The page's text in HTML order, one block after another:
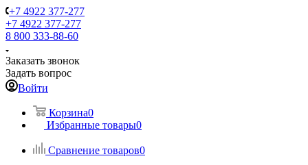
+7 4922 377-277
+7 4922 377-277
8 800 333-88-60
Заказать звонок
Задать вопрос
Войти
Корзина0
Избранные товары0
Сравнение товаров0